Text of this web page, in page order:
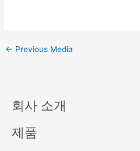
← Previous Media
회사 소개
제품